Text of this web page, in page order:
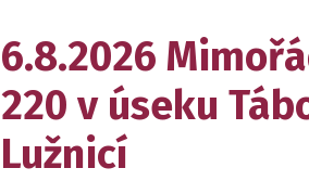
6.8.2026
220 v úseku
Lužnicí